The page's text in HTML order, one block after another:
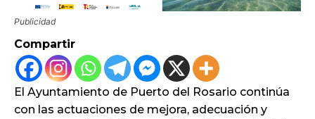
Publicidad
Compartir
El Ayuntamiento de Puerto del Rosario continúa
con las actuaciones de mejora, adecuación y